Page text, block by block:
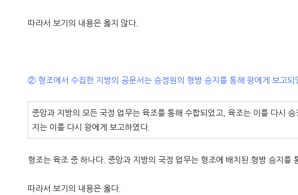
따라서 보기의 내용은 옳지 않다.
② 형조에서 수집한 지방의 공문서는 승정원의 형방 승지를 통해 왕에게 보고되
중앙과 지방의 모든 국정 업무는 육조를 통해 수합되었고, 육조는 이를 다시
지는 이를 다시 왕에게 보고하였다.
형조는 육조 중 하나다. 중앙과 지방의 국정 업무는 형조에 배치된 형방 승지를
따라서 보기의 내용은 옳다.